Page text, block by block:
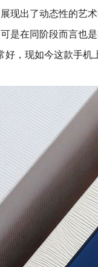
现出了动态性的艺
是在同阶段而言也
好，现如今这款手机